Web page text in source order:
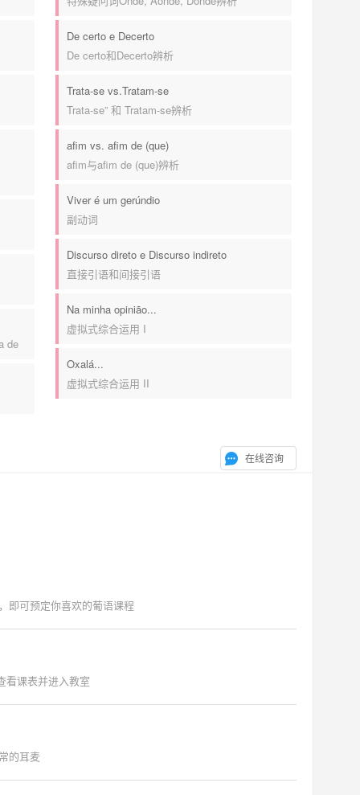
de
De certo e Decerto
De certo和Decerto辨析
Trata-se vs.Tratam-se
Trata-se” 和 Tratam-se辨析
afim vs. afim de (que)
afim与afim de (que)辨析
Viver é um gerúndio
副动词
Discurso direto e Discurso indireto
直接引语和间接引语
Na minha opinião...
虚拟式综合运用 I
Oxalá...
虚拟式综合运用 II
在线咨询
即可预定你喜欢的葡语课程
看课表并进入教室
的耳麦